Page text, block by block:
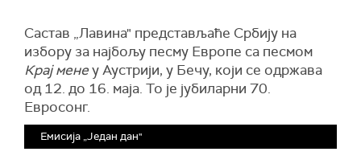
Састав „Лавина" представљаће Србију на
избору за најбољу песму Европе са песмом
Крај менеу Аустрији, у Бечу, који се одржава
од 12. до 16. маја. То је јубиларни 70.
Евросонг.
Емисија „Један дан"